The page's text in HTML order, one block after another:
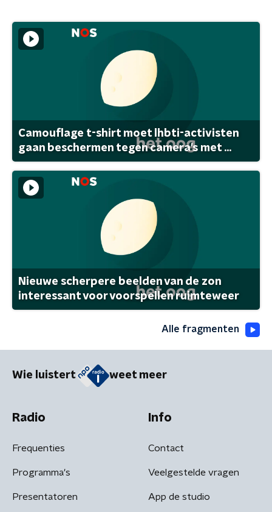
Camouflage t-shirt moet lhbti-activisten
gaan beschermen tegen camera's met ...
Nieuwe scherpere beelden van de zon
interessant voor voorspellen ruimteweer
Alle fragmenten
Wie luistert weet meer
Radio
Frequenties
Programma's
Presentatoren
Info
Contact
Veelgestelde vragen
App de studio